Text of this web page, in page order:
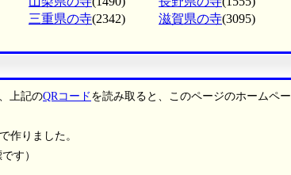
三重県の寺(2342) 滋賀県の寺(3095)
上記のQRコード を読み取ると、このページのホームペー
で作りました。
す）